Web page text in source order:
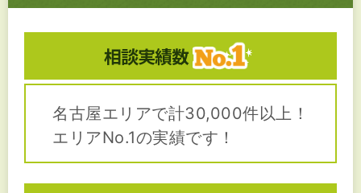
相談実績数
名古屋エリアで計30,000件以上！
エリアNo.1の実績です！